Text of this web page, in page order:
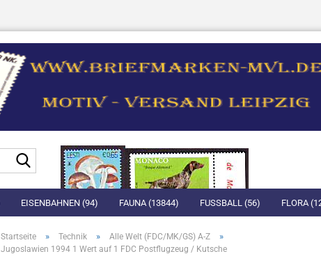
Suche...
EISENBAHNEN (94) FAUNA (13844) FUSSBALL (56) FLORA
Startseite » Technik » Alle Welt (FDC/MK/GS) A-Z »
Jugoslawien 1994 1 Wert auf 1 FDC Postflugzeug / Kutsche